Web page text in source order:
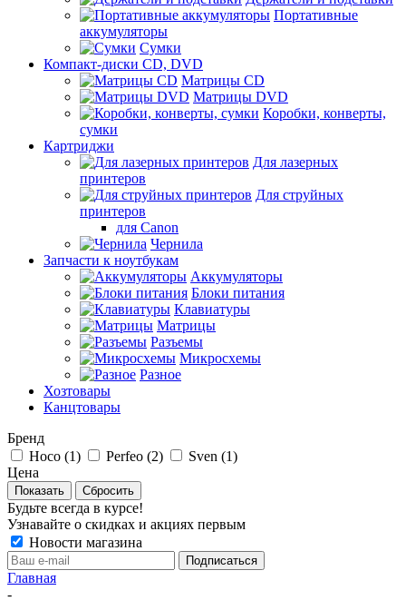
Портативные
аккумуляторы
Сумки
Компакт-диски CD, DVD
Матрицы CD
Матрицы DVD
Коробки, конверты,
сумки
Картриджи
Для лазерных
принтеров
Для струйных
принтеров
для Canon
Чернила
Запчасти к ноутбукам
Аккумуляторы
Блоки питания
Клавиатуры
Матрицы
Разъемы
Микросхемы
Разное
Хозтовары
Канцтовары
Бренд
Hoco (1) Perfeo (2) Sven (1)
Цена
Сбросить
Будьте всегда в курсе!
Узнавайте о скидках и акциях первым
Новости магазина
Главная
-